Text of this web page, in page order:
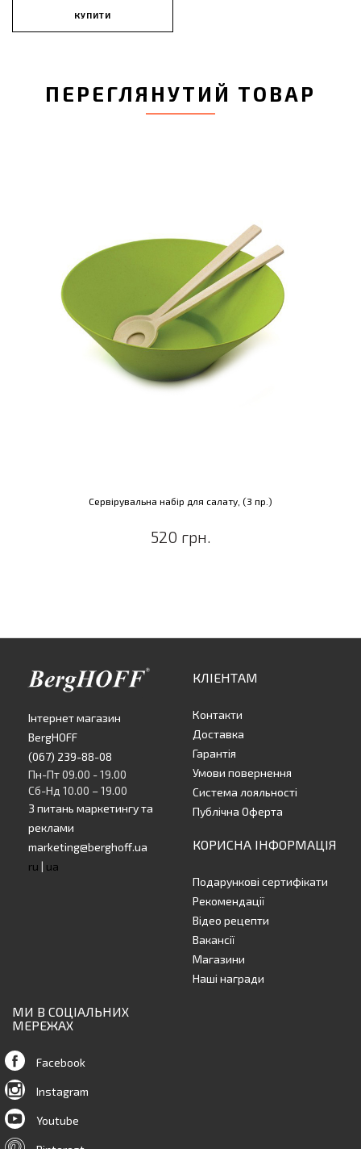
КУПИТИ
ПЕРЕГЛЯНУТИЙ ТОВАР
Сервірувальна набір для салату, (3 пр.)
520 грн.
Інтернет магазин
BergHOFF
(067) 239-88-08
Пн-Пт 09.00 - 19.00
Сб-Нд 10.00 – 19.00
З питань маркетингу та
реклами
marketing@berghoff.ua
ru | ua
КЛІЕНТАМ
Контакти
Доставка
Гарантія
Умови повернення
Система лояльності
Публічна Оферта
КОРИСНА ІНФОРМАЦІЯ
Подарункові сертифікати
Рекомендації
Відео рецепти
Вакансії
Магазини
Наші награди
МИ В СОЦІАЛЬНИХ
МЕРЕЖАХ
Facebook
Instagram
Youtube